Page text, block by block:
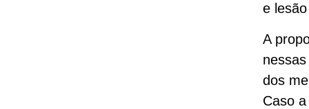
e
A
dos
Caso